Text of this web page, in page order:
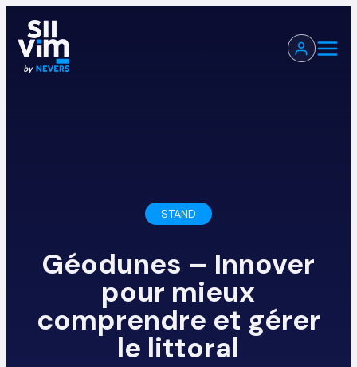
STAND
Géodunes – Innover
pour mieux
comprendre et gérer
le littoral